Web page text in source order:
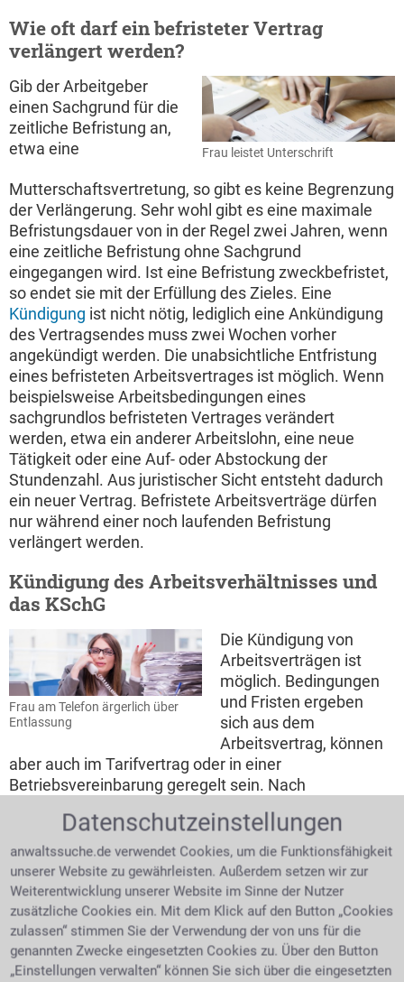
Wie oft darf ein befristeter Vertrag
verlängert werden?
Frau leistet Unterschrift
Gib der Arbeitgeber
einen Sachgrund für die
zeitliche Befristung an,
etwa eine
Mutterschaftsvertretung, so gibt es keine Begrenzung
der Verlängerung. Sehr wohl gibt es eine maximale
Befristungsdauer von in der Regel zwei Jahren, wenn
eine zeitliche Befristung ohne Sachgrund
eingegangen wird. Ist eine Befristung zweckbefristet,
so endet sie mit der Erfüllung des Zieles. Eine
Kündigung ist nicht nötig, lediglich eine Ankündigung
des Vertragsendes muss zwei Wochen vorher
angekündigt werden. Die unabsichtliche Entfristung
eines befristeten Arbeitsvertrages ist möglich. Wenn
beispielsweise Arbeitsbedingungen eines
sachgrundlos befristeten Vertrages verändert
werden, etwa ein anderer Arbeitslohn, eine neue
Tätigkeit oder eine Auf- oder Abstockung der
Stundenzahl. Aus juristischer Sicht entsteht dadurch
ein neuer Vertrag. Befristete Arbeitsverträge dürfen
nur während einer noch laufenden Befristung
verlängert werden.
Kündigung des Arbeitsverhältnisses und
das KSchG
Frau am Telefon ärgerlich über
Entlassung
Die Kündigung von
Arbeitsverträgen ist
möglich. Bedingungen
und Fristen ergeben
sich aus dem
Arbeitsvertrag, können
aber auch im Tarifvertrag oder in einer
Betriebsvereinbarung geregelt sein. Nach
Arbeitnehmer durch das KSchG vor
ungerechtfertigten Kündigungen geschützt.
Allerdings gilt dies erst bei Beschäftigung in Betrieben
mit über 10 Mitarbeitern. Um eine Existenzbedrohung
zu verhindern sollen die Arbeitnehmer so vor
sachfremd motivierten Kündigungen geschützt
werden. Eine ordentliche Kündigung ist lt.
Kündigungsschutzgesetz nur gerechtfertigt, wenn der
Datenschutzeinstellungen
anwaltssuche.de verwendet Cookies, um die Funktionsfähigkeit
unserer Website zu gewährleisten. Außerdem setzen wir zur
Weiterentwicklung unserer Website im Sinne der Nutzer
zusätzliche Cookies ein. Mit dem Klick auf den Button „Cookies
zulassen“ stimmen Sie der Verwendung der von uns für die
genannten Zwecke eingesetzten Cookies zu. Über den Button
„Einstellungen verwalten“ können Sie sich über die eingesetzten